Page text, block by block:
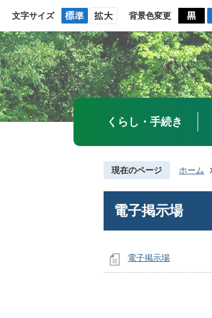
文字サイズ 背景色変更
くらし・手続き
現在のページ ホーム
電子掲示場
電子掲示場